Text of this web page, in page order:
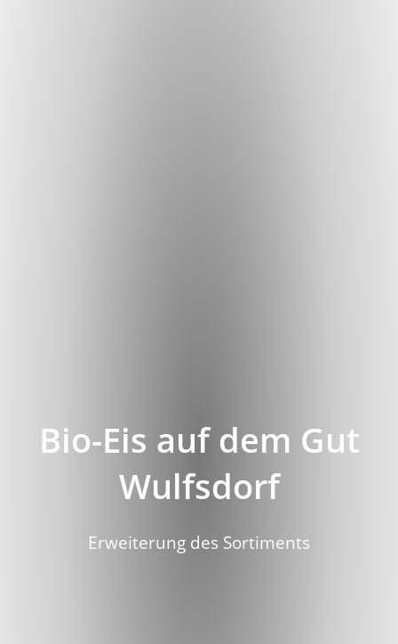
Bio-Eis auf dem Gut
Wulfsdorf
Erweiterung des Sortiments